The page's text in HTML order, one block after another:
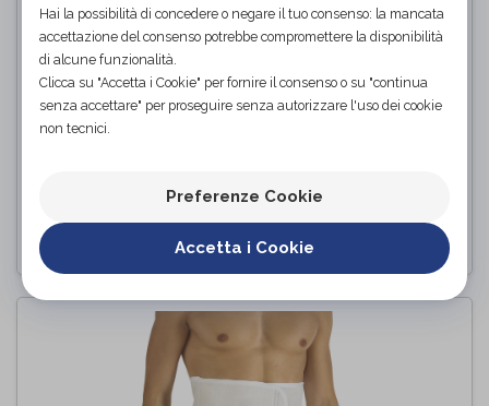
FPO 200 / FPO 201
Hai la possibilità di concedere o negare il tuo consenso: la mancata
accettazione del consenso potrebbe compromettere la disponibilità
di alcune funzionalità.
Clicca su "Accetta i Cookie" per fornire il consenso o su "continua
senza accettare" per proseguire senza autorizzare l'uso dei cookie
non tecnici.
Preferenze Cookie
Accetta i Cookie